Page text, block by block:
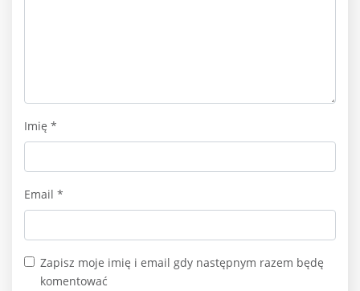
Imię *
Email *
Zapisz moje imię i email gdy następnym razem będę
komentować